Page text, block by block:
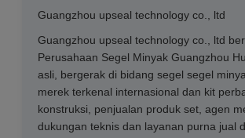
Guangzhou upseal technology co., ltd
Guangzhou upseal technology co., ltd
Perusahaan Segel Minyak Guangzhou
asli, bergerak di bidang segel segel
merek terkenal internasional dan kit
konstruksi, penjualan produk set, agen
dukungan teknis dan layanan purna jual